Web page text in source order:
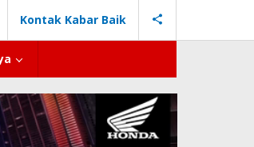
Kontak Kabar Baik